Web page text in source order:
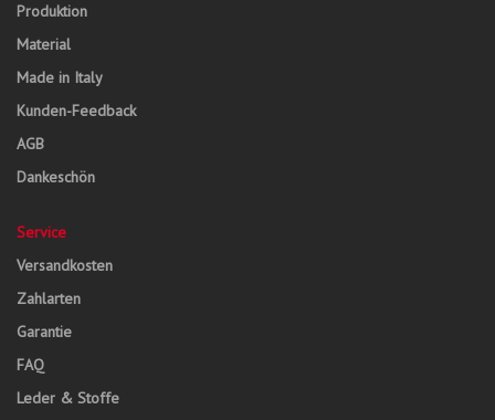
Produktion
Material
Made in Italy
Kunden-Feedback
AGB
Dankeschön
Service
Versandkosten
Zahlarten
Garantie
FAQ
Leder & Stoffe